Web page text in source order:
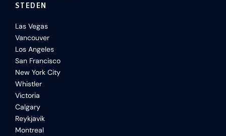
STEDEN
Las Vegas
Vancouver
Los Angeles
San Francisco
New York City
Whistler
Victoria
Calgary
Reykjavik
Montreal